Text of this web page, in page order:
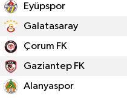
Eyüpspor
Galatasaray
Çorum FK
Gaziantep FK
Alanyaspor